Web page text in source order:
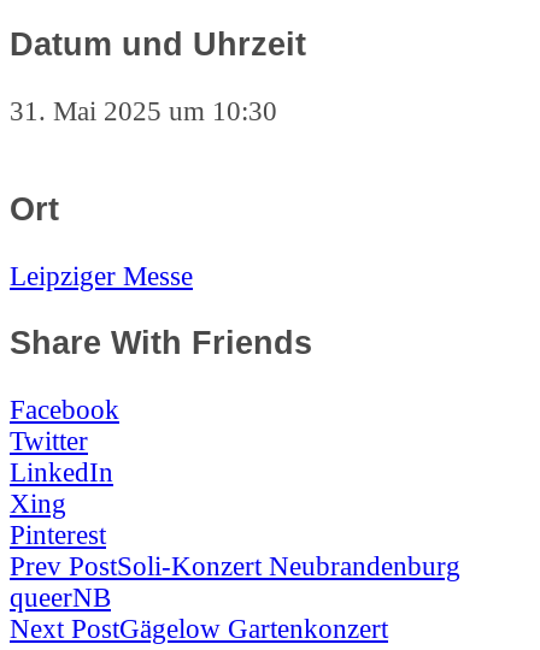
Datum und Uhrzeit
31. Mai 2025 um 10:30
Ort
Leipziger Messe
Share With Friends
Facebook
Twitter
LinkedIn
Xing
Pinterest
Post
Navigation
Prev PostSoli-Konzert Neubrandenburg
queerNB
Next PostGägelow Gartenkonzert